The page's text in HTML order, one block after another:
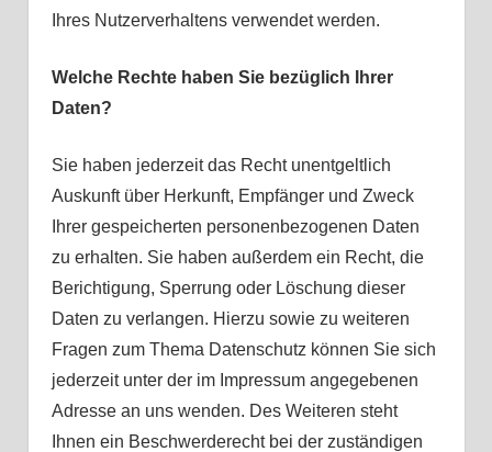
Ihres Nutzerverhaltens verwendet werden.
Welche Rechte haben Sie bezüglich Ihrer
Daten?
Sie haben jederzeit das Recht unentgeltlich
Auskunft über Herkunft, Empfänger und Zweck
Ihrer gespeicherten personenbezogenen Daten
zu erhalten. Sie haben außerdem ein Recht, die
Berichtigung, Sperrung oder Löschung dieser
Daten zu verlangen. Hierzu sowie zu weiteren
Fragen zum Thema Datenschutz können Sie sich
jederzeit unter der im Impressum angegebenen
Adresse an uns wenden. Des Weiteren steht
Ihnen ein Beschwerderecht bei der zuständigen